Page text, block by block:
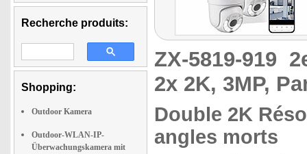
Recherche produits:
Shopping:
Outdoor Kamera
Outdoor-WLAN-IP-
Überwachungskamera mit
ZX-5819-919
2x 2K, 3MP,
Double 2K
angles morts